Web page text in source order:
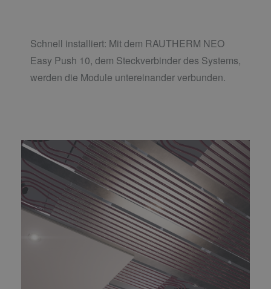
Schnell installiert: Mit dem RAUTHERM NEO
Easy Push 10, dem Steckverbinder des Systems,
werden die Module untereinander verbunden.